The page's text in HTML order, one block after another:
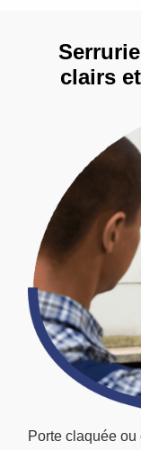
Porte claquée ou
clairs